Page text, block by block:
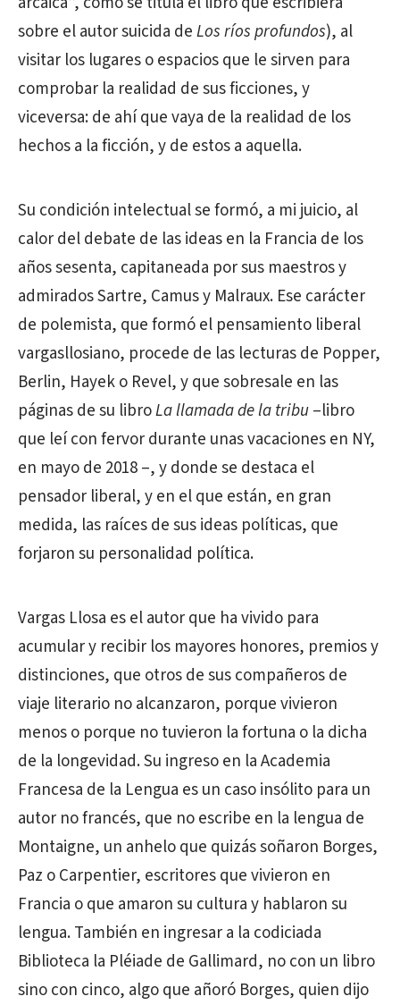
sobre el autor suicida deLos ríos profundos), al
visitar los lugares o espacios que le sirven para
comprobar la realidad de sus ficciones, y
viceversa: de ahí que vaya de la realidad de los
hechos a la ficción, y de estos a aquella.
Su condición intelectual se formó, a mi juicio, al
calor del debate de las ideas en la Francia de los
años sesenta, capitaneada por sus maestros y
admirados Sartre, Camus y Malraux. Ese carácter
de polemista, que formó el pensamiento liberal
vargasllosiano, procede de las lecturas de Popper,
Berlin, Hayek o Revel, y que sobresale en las
páginas de su libroLa llamada de la tribu–libro
que leí con fervor durante unas vacaciones en NY,
en mayo de 2018 –, y donde se destaca el
pensador liberal, y en el que están, en gran
medida, las raíces de sus ideas políticas, que
forjaron su personalidad política.
Vargas Llosa es el autor que ha vivido para
acumular y recibir los mayores honores, premios y
distinciones, que otros de sus compañeros de
viaje literario no alcanzaron, porque vivieron
menos o porque no tuvieron la fortuna o la dicha
de la longevidad. Su ingreso en la Academia
Francesa de la Lengua es un caso insólito para un
autor no francés, que no escribe en la lengua de
Montaigne, un anhelo que quizás soñaron Borges,
Paz o Carpentier, escritores que vivieron en
Francia o que amaron su cultura y hablaron su
lengua. También en ingresar a la codiciada
Biblioteca la Pléiade de Gallimard, no con un libro
sino con cinco, algo que añoró Borges, quien dijo